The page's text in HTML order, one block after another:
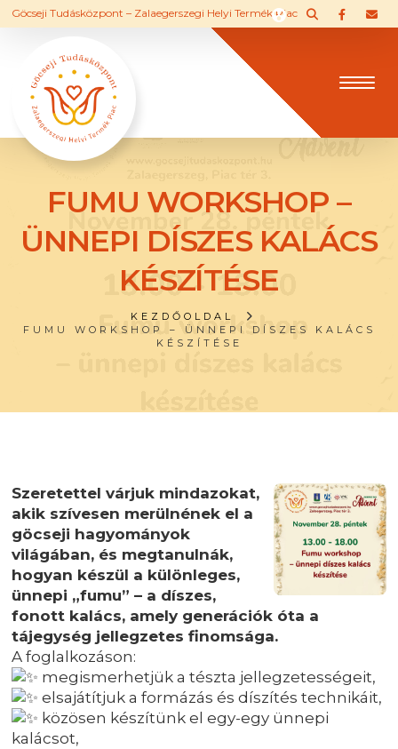
Göcseji Tudásközpont – Zalaegerszegi Helyi Termék Piac
FUMU WORKSHOP –
ÜNNEPI DÍSZES KALÁCS
KÉSZÍTÉSE
KEZDŐOLDAL
FUMU WORKSHOP – ÜNNEPI DÍSZES KALÁCS
KÉSZÍTÉSE
Szeretettel várjuk mindazokat,
akik szívesen merülnének el a
göcseji hagyományok
világában, és megtanulnák,
hogyan készül a különleges,
ünnepi „fumu” – a díszes,
fonott kalács, amely generációk óta a
tájegység jellegzetes finomsága.
A foglalkozáson:
megismerhetjük a tészta jellegzetességeit,
elsajátítjuk a formázás és díszítés technikáit,
közösen készítünk el egy-egy ünnepi
kalácsot,